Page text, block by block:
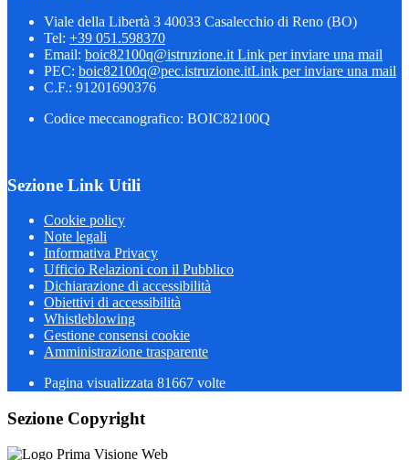
Viale della Libertà 3 40033 Casalecchio di Reno (BO)
Tel: +39 051.598370
Email: boic82100q@istruzione.it Link per inviare una mail
PEC: boic82100q@pec.istruzione.itLink per inviare una mail
C.F.: 91201690376
Codice meccanografico: BOIC82100Q
Sezione Link Utili
Cookie policy
Note legali
Informativa Privacy
Ufficio Relazioni con il Pubblico
Dichiarazione di accessibilità
Obiettivi di accessibilità
Whistleblowing
Gestione consensi cookie
Amministrazione trasparente
Pagina visualizzata 81667 volte
Sezione Copyright